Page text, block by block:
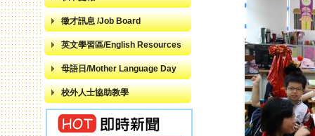
徵才訊息 /Job Board
英文學習區/English Resources
母語日/Mother Language Day
校外人士協助教學